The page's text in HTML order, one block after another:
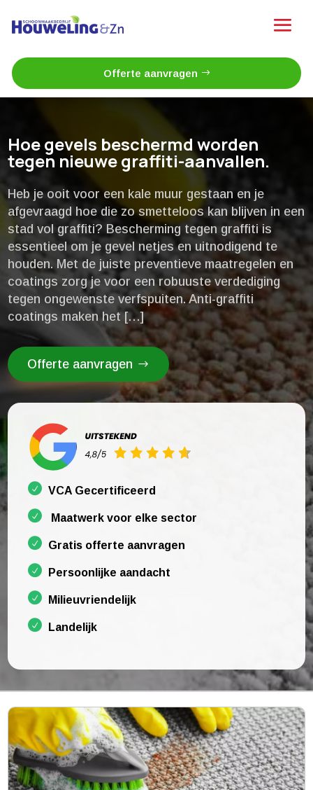
Offerte aanvragen
Hoe gevels beschermd worden
tegen nieuwe graffiti-aanvallen.​
Heb je ooit voor een kale muur gestaan en je
afgevraagd hoe die zo smetteloos kan blijven in een
stad vol graffiti? Bescherming tegen graffiti is
essentieel om je gevel netjes en uitnodigend te
houden.​ Met de juiste preventieve maatregelen en
coatings zorg je voor een robuuste verdediging
tegen ongewenste verfspuiten.​ Anti-graffiti
coatings maken het […]
Offerte aanvragen
VCA Gecertificeerd
Maatwerk voor elke sector
Gratis offerte aanvragen
Persoonlijke aandacht
Milieuvriendelijk
Landelijk